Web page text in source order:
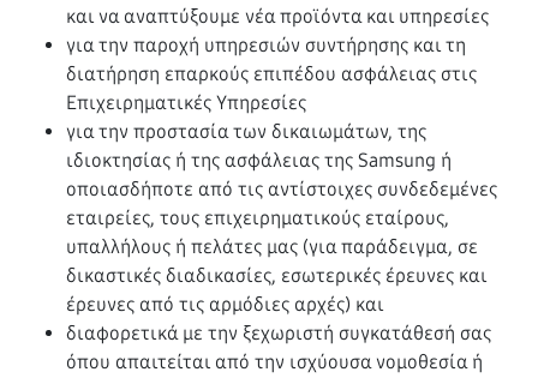
και να αναπτύξουμε νέα προϊόντα και υπηρεσίες
για την παροχή υπηρεσιών συντήρησης και τη
διατήρηση επαρκούς επιπέδου ασφάλειας στις
Επιχειρηματικές Υπηρεσίες
για την προστασία των δικαιωμάτων, της
ιδιοκτησίας ή της ασφάλειας της Samsung ή
οποιασδήποτε από τις αντίστοιχες συνδεδεμένες
εταιρείες, τους επιχειρηματικούς εταίρους,
υπαλλήλους ή πελάτες μας (για παράδειγμα, σε
δικαστικές διαδικασίες, εσωτερικές έρευνες και
έρευνες από τις αρμόδιες αρχές) και
διαφορετικά με την ξεχωριστή συγκατάθεσή σας
όπου απαιτείται από την ισχύουσα νομοθεσία ή